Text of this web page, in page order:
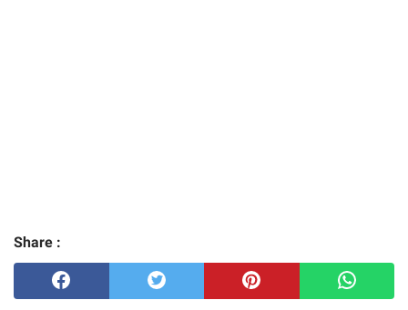
Share :